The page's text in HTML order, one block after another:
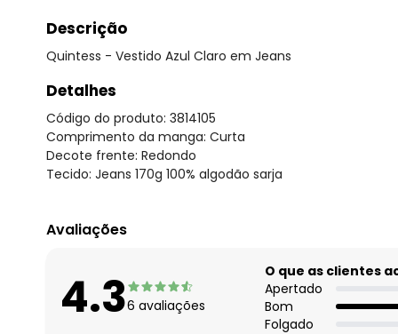
Descrição
Quintess - Vestido Azul Claro em Jeans
Detalhes
Código do produto: 3814105
Comprimento da manga: Curta
Decote frente: Redondo
Tecido: Jeans 170g 100% algodão sarja
Avaliações
4.36 avaliações
O que as clientes
Apertado
Bom
Folgado